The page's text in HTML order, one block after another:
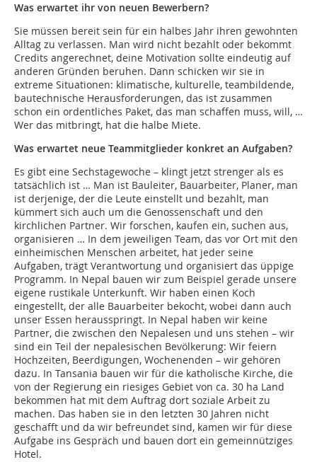
Was erwartet ihr von neuen Bewerbern?
Sie müssen bereit sein für ein halbes Jahr ihren gewohnten
Alltag zu verlassen. Man wird nicht bezahlt oder bekommt
Credits angerechnet, deine Motivation sollte eindeutig auf
anderen Gründen beruhen. Dann schicken wir sie in
extreme Situationen: klimatische, kulturelle, teambildende,
bautechnische Herausforderungen, das ist zusammen
schon ein ordentliches Paket, das man schaffen muss, will, …
Wer das mitbringt, hat die halbe Miete.
Was erwartet neue Teammitglieder konkret an Aufgaben?
Es gibt eine Sechstagewoche – klingt jetzt strenger als es
tatsächlich ist … Man ist Bauleiter, Bauarbeiter, Planer, man
ist derjenige, der die Leute einstellt und bezahlt, man
kümmert sich auch um die Genossenschaft und den
kirchlichen Partner. Wir forschen, kaufen ein, suchen aus,
organisieren … In dem jeweiligen Team, das vor Ort mit den
einheimischen Menschen arbeitet, hat jeder seine
Aufgaben, trägt Verantwortung und organisiert das üppige
Programm. In Nepal bauen wir zum Beispiel gerade unsere
eigene rustikale Unterkunft. Wir haben einen Koch
eingestellt, der alle Bauarbeiter bekocht, wobei dann auch
unser Essen herausspringt. In Nepal haben wir keine
Partner, die zwischen den Nepalesen und uns stehen – wir
sind ein Teil der nepalesischen Bevölkerung: Wir feiern
Hochzeiten, Beerdigungen, Wochenenden – wir gehören
dazu. In Tansania bauen wir für die katholische Kirche, die
von der Regierung ein riesiges Gebiet von ca. 30 ha Land
bekommen hat mit dem Auftrag dort soziale Arbeit zu
machen. Das haben sie in den letzten 30 Jahren nicht
geschafft und da wir befreundet sind, kamen wir für diese
Aufgabe ins Gespräch und bauen dort ein gemeinnütziges
Hotel.